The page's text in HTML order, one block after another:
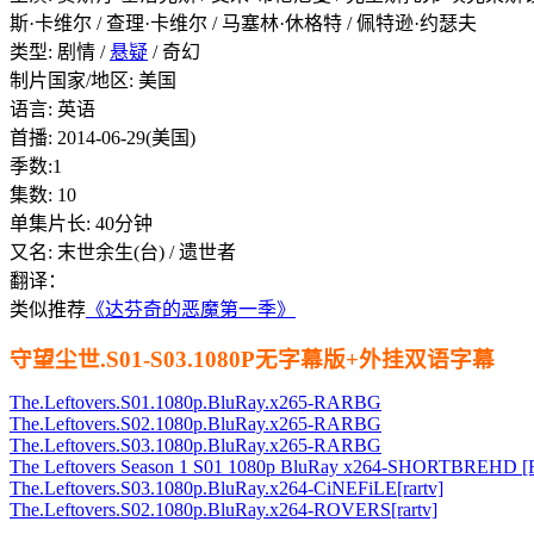
斯·卡维尔 / 查理·卡维尔 / 马塞林·休格特 / 佩特逊·约瑟夫
类型: 剧情 / 悬疑 / 奇幻
制片国家/地区: 美国
语言: 英语
首播: 2014-06-29(美国)
季数:1
集数: 10
单集片长: 40分钟
又名: 末世余生(台) / 遗世者
翻译：
类似推荐 《达芬奇的恶魔第一季》
守望尘世.S01-S03.1080P无字幕版+外挂双语字幕
The.Leftovers.S01.1080p.BluRay.x265-RARBG
The.Leftovers.S02.1080p.BluRay.x265-RARBG
The.Leftovers.S03.1080p.BluRay.x265-RARBG
The Leftovers Season 1 S01 1080p BluRay x264-SHORTBREHD
The.Leftovers.S03.1080p.BluRay.x264-CiNEFiLE[rartv]
The.Leftovers.S02.1080p.BluRay.x264-ROVERS[rartv]